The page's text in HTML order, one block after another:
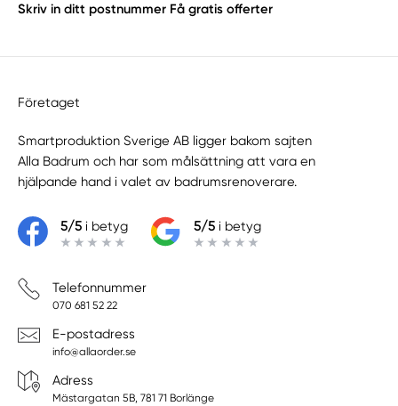
Skriv in ditt postnummer Få gratis offerter
Företaget
Smartproduktion Sverige AB ligger bakom sajten
Alla Badrum och har som målsättning att vara en
hjälpande hand i valet av badrumsrenoverare.
5/5i betyg 5/5i betyg
Telefonnummer
070 681 52 22
E-postadress
info@allaorder.se
Adress
Mästargatan 5B, 781 71 Borlänge